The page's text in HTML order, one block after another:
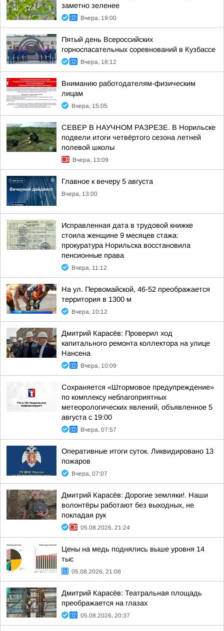
заметно зеленее
Вчера, 19:00
Пятый день Всероссийских
горноспасательных соревнований в Кузбассе
Вчера, 18:12
Вниманию работодателям-физическим
лицам
Вчера, 15:05
СЕВЕР В НАУЧНОМ РАЗРЕЗЕ. В Норильске
подвели итоги четвёртого сезона летней
полевой школы
Вчера, 13:09
Главное к вечеру 5 августа
Вчера, 13:00
Исправленная дата в трудовой книжке
стоила женщине 9 месяцев стажа:
прокуратура Норильска восстановила
пенсионные права
Вчера, 11:12
На ул. Первомайской, 46-52 преображается
территория в 1300 м
Вчера, 10:12
Дмитрий Карасёв: Проверил ход
капитального ремонта коллектора на улице
Нансена
Вчера, 10:09
Сохраняется «Штормовое предупреждение»
по комплексу неблагоприятных
метеорологических явлений, объявленное 5
августа с 19:00
Вчера, 07:57
Оперативные итоги суток. Ликвидировано 13
пожаров
Вчера, 07:07
Дмитрий Карасёв: Дорогие земляки!. Наши
волонтёры работают без выходных, не
покладая рук
05.08.2026, 21:24
Цены на медь поднялись выше уровня 14
тыс
05.08.2026, 21:08
Дмитрий Карасёв: Театральная площадь
преображается на глазах
05.08.2026, 20:37